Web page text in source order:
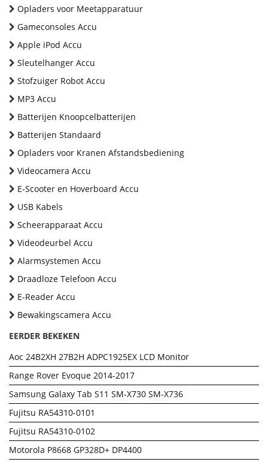
Opladers voor Meetapparatuur
Gameconsoles Accu
Apple iPod Accu
Sleutelhanger Accu
Stofzuiger Robot Accu
MP3 Accu
Batterijen Knoopcelbatterijen
Batterijen Standaard
Opladers voor Kranen Afstandsbediening
Videocamera Accu
E-Scooter en Hoverboard Accu
USB Kabels
Scheerapparaat Accu
Videodeurbel Accu
Alarmsystemen Accu
Draadloze Telefoon Accu
E-Reader Accu
Bewakingscamera Accu
EERDER BEKEKEN
Aoc 24B2XH 27B2H ADPC1925EX LCD Monitor
Range Rover Evoque 2014-2017
Samsung Galaxy Tab S11 SM-X730 SM-X736
Fujitsu RA54310-0101
Fujitsu RA54310-0102
Motorola P8668 GP328D+ DP4400